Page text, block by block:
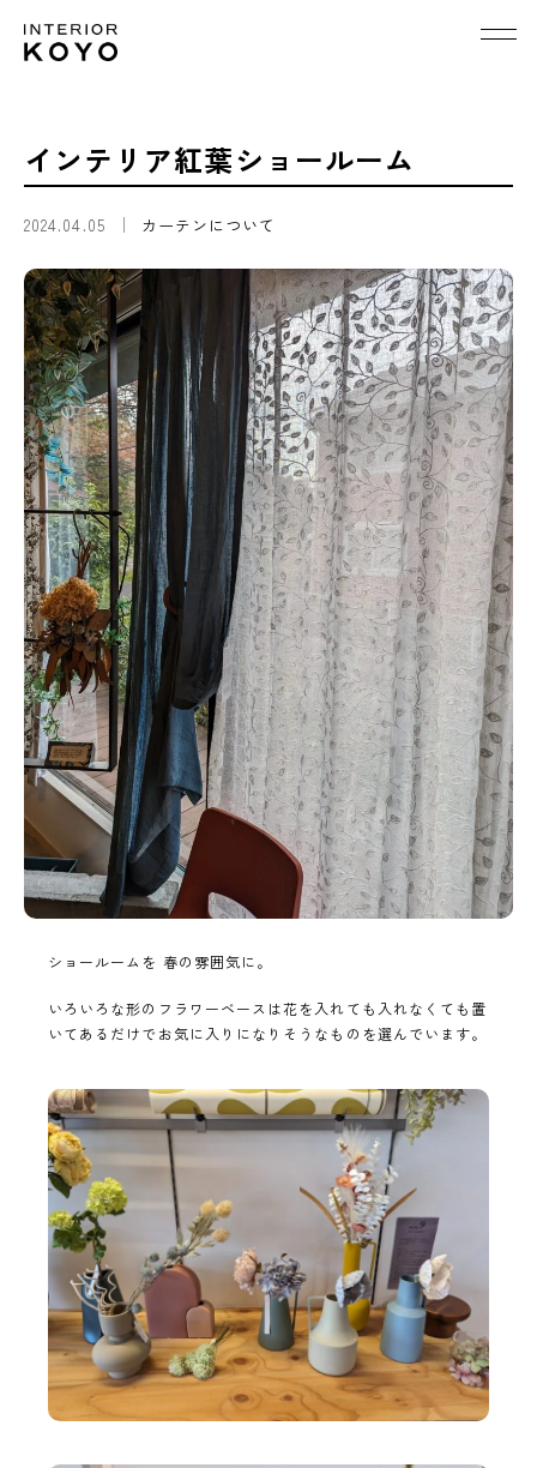
インテリア紅葉ショールーム
2024.04.05 カーテンについて
ショールームを 春の雰囲気に。
いろいろな形のフラワーベースは花を入れても入れなくても置
いてあるだけでお気に入りになりそうなものを選んでいます。